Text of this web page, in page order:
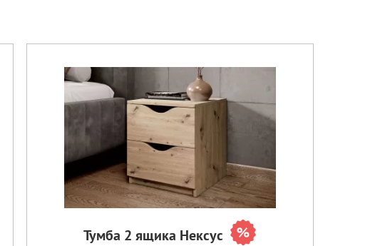
Тумба 2 ящика Нексус